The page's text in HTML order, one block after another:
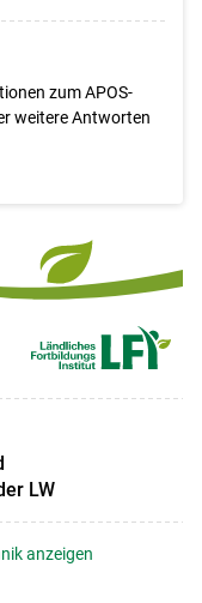
zum APOS-
weitere Antworten
LW
anzeigen